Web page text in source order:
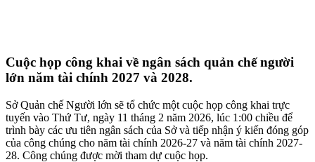
Cuộc họp công khai về ngân sách quản chế người
lớn năm tài chính 2027 và 2028.
Sở Quản chế Người lớn sẽ tổ chức một cuộc họp công khai trực
tuyến vào Thứ Tư, ngày 11 tháng 2 năm 2026, lúc 1:00 chiều để
trình bày các ưu tiên ngân sách của Sở và tiếp nhận ý kiến ​​đóng góp
của công chúng cho năm tài chính 2026-27 và năm tài chính 2027-
28. Công chúng được mời tham dự cuộc họp.